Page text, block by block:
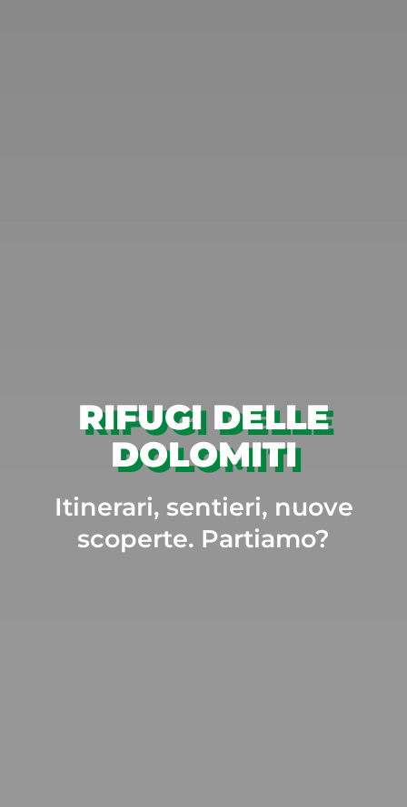
RIFUGI DELLE
DOLOMITI
Itinerari, sentieri, nuove
scoperte. Partiamo?